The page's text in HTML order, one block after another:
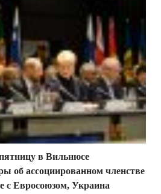
в Вильнюсе
об ассоциированном членстве
с Евросоюзом, Украина